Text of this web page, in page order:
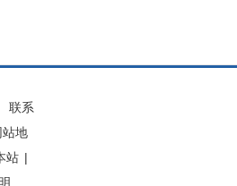
联系
站地
站 |